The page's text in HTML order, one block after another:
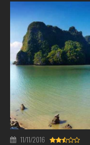
11/11/2016